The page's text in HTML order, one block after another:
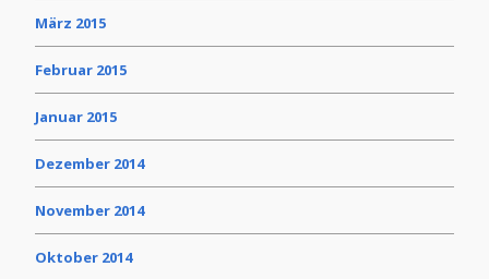
März 2015
Februar 2015
Januar 2015
Dezember 2014
November 2014
Oktober 2014